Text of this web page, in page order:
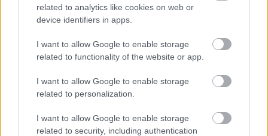
related to analytics like cookies on web or
device identifiers in apps.
I want to allow Google to enable storage
related to functionality of the website or app.
I want to allow Google to enable storage
related to personalization.
I want to allow Google to enable storage
related to security, including authentication
Amire többmillióan vártunk: szombattól
másodfokúra csökken a riasztás
Megérkezett az eső a Duna vízgyűjtőjére